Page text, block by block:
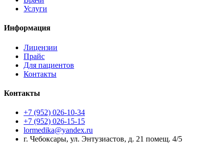
Услуги
Информация
Лицензии
Прайс
Для пациентов
Контакты
Контакты
+7 (952) 026-10-34
+7 (952) 026-15-15
lormedika@yandex.ru
г. Чебоксары, ул. Энтузиастов, д. 21 помещ. 4/5